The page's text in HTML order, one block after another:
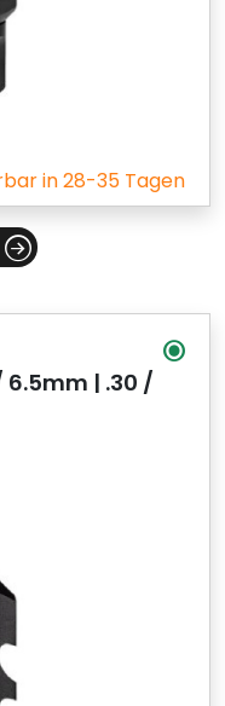
in 28-35 Tagen
6.5mm | .30 /